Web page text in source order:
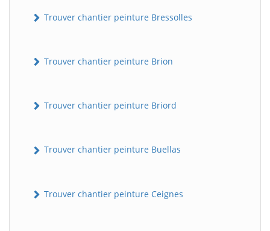
Trouver chantier peinture Bressolles
Trouver chantier peinture Brion
Trouver chantier peinture Briord
Trouver chantier peinture Buellas
Trouver chantier peinture Ceignes